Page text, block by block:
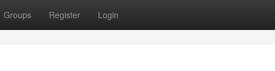
Groups Register Login